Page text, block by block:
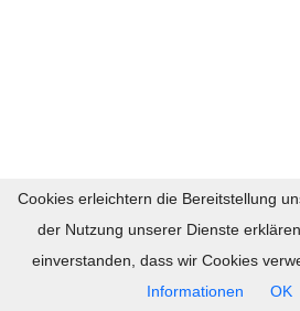
Cookies erleichtern die Bereitstellung
der Nutzung unserer Dienste
einverstanden, dass wir Cookies
Informationen
OK